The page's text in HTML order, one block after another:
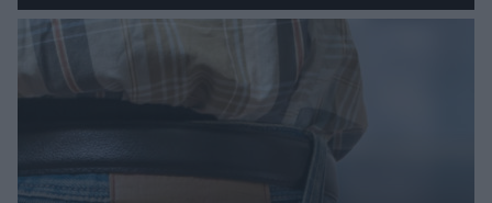
nagranie krąży po sieci